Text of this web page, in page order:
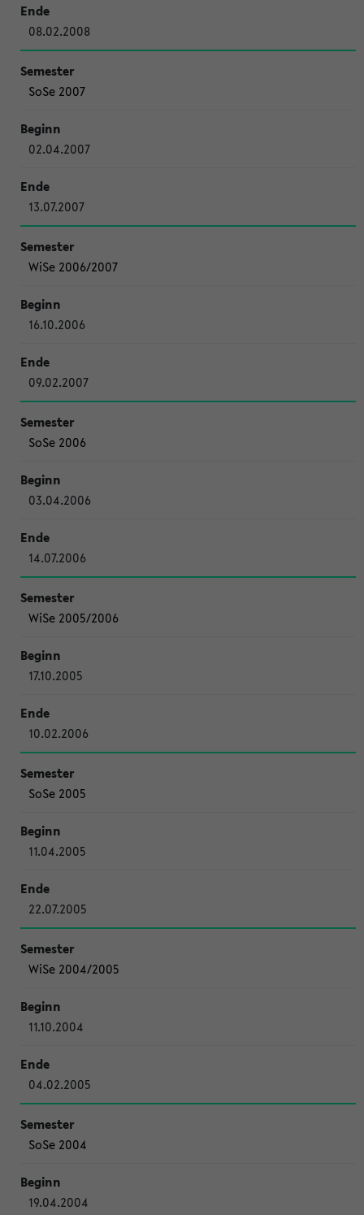
08.02.2008
SoSe 2007
02.04.2007
13.07.2007
WiSe 2006/2007
16.10.2006
09.02.2007
SoSe 2006
03.04.2006
14.07.2006
WiSe 2005/2006
17.10.2005
10.02.2006
SoSe 2005
11.04.2005
22.07.2005
WiSe 2004/2005
11.10.2004
04.02.2005
SoSe 2004
19.04.2004